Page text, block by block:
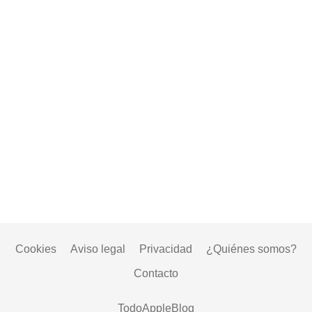
Cookies Aviso legal Privacidad ¿Quiénes somos?
Contacto
TodoAppleBlog